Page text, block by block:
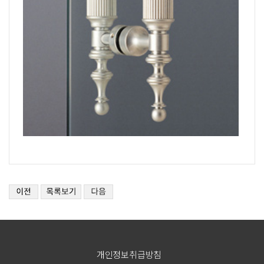
개인정보취급방침